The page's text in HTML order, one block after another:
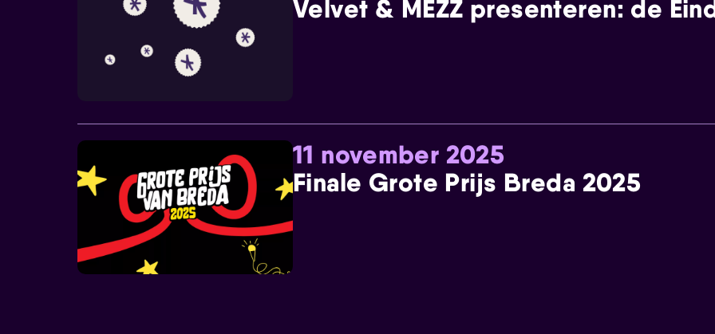
Velvet & MEZZ presenteren: de
11 november 2025
Finale Grote Prijs Breda 2025